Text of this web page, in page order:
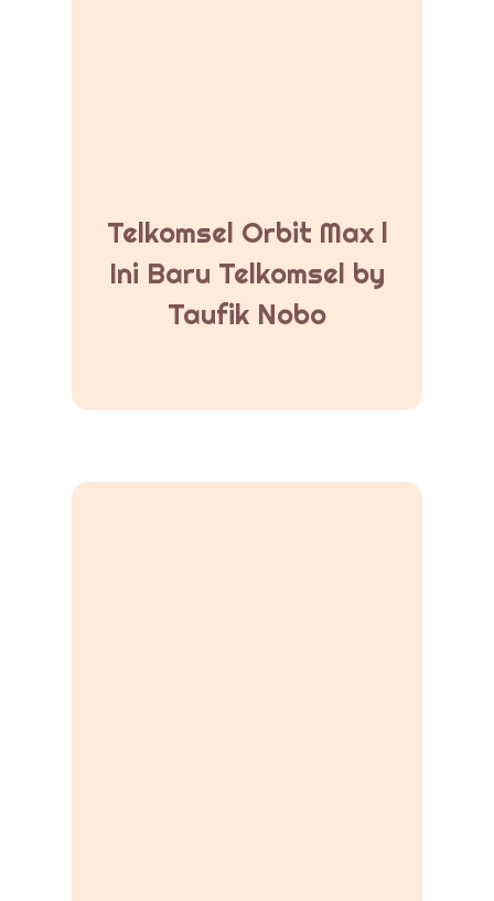
Telkomsel Orbit Max l
Ini Baru Telkomsel by
Taufik Nobo